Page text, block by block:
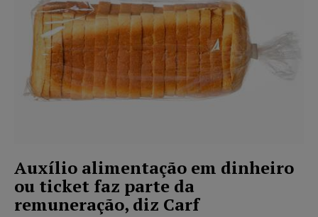
Auxílio alimentação em dinheiro
ou ticket faz parte da
remuneração, diz Carf